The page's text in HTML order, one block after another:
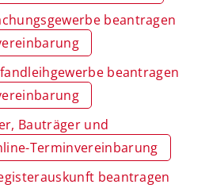
beantragen
beantragen
Bauträger und
Terminvereinbarung
beantragen